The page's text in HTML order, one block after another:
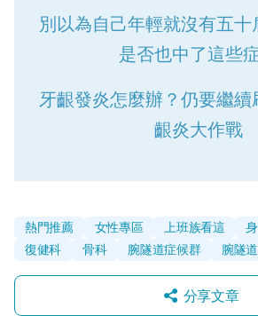
別以為自己年輕就沒有五
是否也中了這些
牙齦發炎怎麼辦？仍要繼續
齦炎大作戰
熱門推薦 女性專區 上班族看這
復健科
骨科 腕隧道症候群 腕隧
分享文章